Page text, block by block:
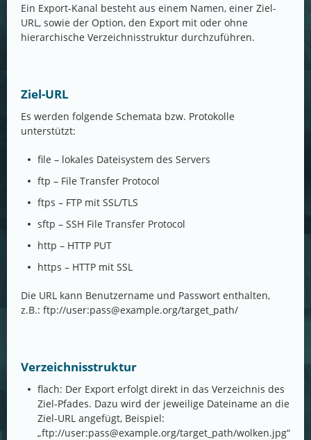
Ein Export-Kanal besteht aus einem Namen, einer Ziel-
URL, sowie der Option, den Export mit oder ohne
hierarchische Verzeichnisstruktur durchzuführen.
Ziel-URL
Es werden folgende Schemata bzw. Protokolle
unterstützt:
file – lokales Dateisystem des Servers
ftp – File Transfer Protocol
ftps – FTP mit SSL/TLS
sftp – SSH File Transfer Protocol
http – HTTP PUT
https – HTTP mit SSL
Die URL kann Benutzername und Passwort enthalten,
z.B.: ftp://user:pass@example.org/target_path/
Verzeichnisstruktur
flach: Der Export erfolgt direkt in das Verzeichnis des
Ziel-Pfades. Dazu wird der jeweilige Dateiname an die
Ziel-URL angefügt, Beispiel:
„ftp://user:pass@example.org/target_path/wolken.jpg“